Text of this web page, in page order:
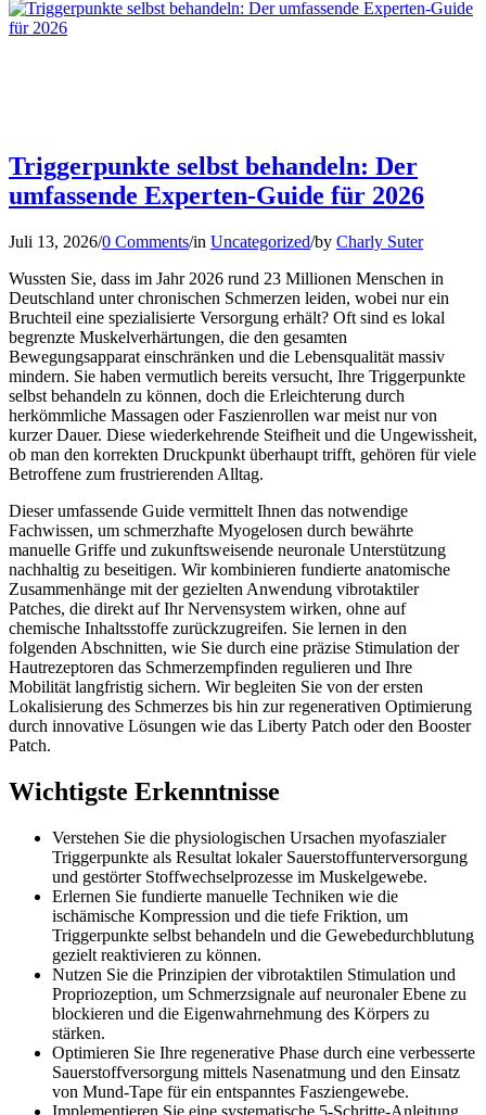
Triggerpunkte selbst behandeln: Der
umfassende Experten-Guide für 2026
Juli 13, 2026/0 Comments/in Uncategorized/by Charly Suter
Wussten Sie, dass im Jahr 2026 rund 23 Millionen Menschen in
Deutschland unter chronischen Schmerzen leiden, wobei nur ein
Bruchteil eine spezialisierte Versorgung erhält? Oft sind es lokal
begrenzte Muskelverhärtungen, die den gesamten
Bewegungsapparat einschränken und die Lebensqualität massiv
mindern. Sie haben vermutlich bereits versucht, Ihre Triggerpunkte
selbst behandeln zu können, doch die Erleichterung durch
herkömmliche Massagen oder Faszienrollen war meist nur von
kurzer Dauer. Diese wiederkehrende Steifheit und die Ungewissheit,
ob man den korrekten Druckpunkt überhaupt trifft, gehören für viele
Betroffene zum frustrierenden Alltag.
Dieser umfassende Guide vermittelt Ihnen das notwendige
Fachwissen, um schmerzhafte Myogelosen durch bewährte
manuelle Griffe und zukunftsweisende neuronale Unterstützung
nachhaltig zu beseitigen. Wir kombinieren fundierte anatomische
Zusammenhänge mit der gezielten Anwendung vibrotaktiler
Patches, die direkt auf Ihr Nervensystem wirken, ohne auf
chemische Inhaltsstoffe zurückzugreifen. Sie lernen in den
folgenden Abschnitten, wie Sie durch eine präzise Stimulation der
Hautrezeptoren das Schmerzempfinden regulieren und Ihre
Mobilität langfristig sichern. Wir begleiten Sie von der ersten
Lokalisierung des Schmerzes bis hin zur regenerativen Optimierung
durch innovative Lösungen wie das Liberty Patch oder den Booster
Patch.
Wichtigste Erkenntnisse
Verstehen Sie die physiologischen Ursachen myofaszialer
Triggerpunkte als Resultat lokaler Sauerstoffunterversorgung
und gestörter Stoffwechselprozesse im Muskelgewebe.
Erlernen Sie fundierte manuelle Techniken wie die
ischämische Kompression und die tiefe Friktion, um
Triggerpunkte selbst behandeln und die Gewebedurchblutung
gezielt reaktivieren zu können.
Nutzen Sie die Prinzipien der vibrotaktilen Stimulation und
Propriozeption, um Schmerzsignale auf neuronaler Ebene zu
blockieren und die Eigenwahrnehmung des Körpers zu
stärken.
Optimieren Sie Ihre regenerative Phase durch eine verbesserte
Sauerstoffversorgung mittels Nasenatmung und den Einsatz
von Mund-Tape für ein entspanntes Fasziengewebe.
Implementieren Sie eine systematische 5-Schritte-Anleitung